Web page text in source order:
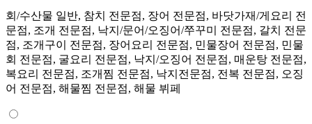
회/수산물 일반, 참치 전문점, 장어 전문점, 바닷가재/게요리 전
문점, 조개 전문점, 낙지/문어/오징어/쭈꾸미 전문점, 갈치 전문
점, 조개구이 전문점, 장어요리 전문점, 민물장어 전문점, 민물
회 전문점, 굴요리 전문점, 낙지/오징어 전문점, 매운탕 전문점,
복요리 전문점, 조개찜 전문점, 낙지전문점, 전복 전문점, 오징
어 전문점, 해물찜 전문점, 해물 뷔페